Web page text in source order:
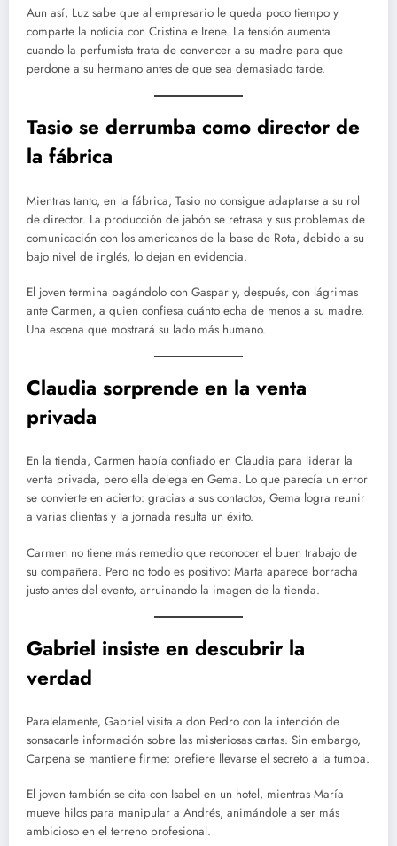
Aun así, Luz sabe que al empresario le queda poco tiempo y
comparte la noticia con Cristina e Irene. La tensión aumenta
cuando la perfumista trata de convencer a su madre para que
perdone a su hermano antes de que sea demasiado tarde.
Tasio se derrumba como director de
la fábrica
Mientras tanto, en la fábrica, Tasio no consigue adaptarse a su rol
de director. La producción de jabón se retrasa y sus problemas de
comunicación con los americanos de la base de Rota, debido a su
bajo nivel de inglés, lo dejan en evidencia.
El joven termina pagándolo con Gaspar y, después, con lágrimas
ante Carmen, a quien confiesa cuánto echa de menos a su madre.
Una escena que mostrará su lado más humano.
Claudia sorprende en la venta
privada
En la tienda, Carmen había confiado en Claudia para liderar la
venta privada, pero ella delega en Gema. Lo que parecía un error
se convierte en acierto: gracias a sus contactos, Gema logra reunir
a varias clientas y la jornada resulta un éxito.
Carmen no tiene más remedio que reconocer el buen trabajo de
su compañera. Pero no todo es positivo: Marta aparece borracha
justo antes del evento, arruinando la imagen de la tienda.
Gabriel insiste en descubrir la
verdad
Paralelamente, Gabriel visita a don Pedro con la intención de
sonsacarle información sobre las misteriosas cartas. Sin embargo,
Carpena se mantiene firme: prefiere llevarse el secreto a la tumba.
El joven también se cita con Isabel en un hotel, mientras María
mueve hilos para manipular a Andrés, animándole a ser más
ambicioso en el terreno profesional.